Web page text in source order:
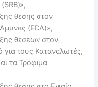
θέσης στον
(EDA)»,
θέσεων στον
για τους Καταναλωτές,
τα Τρόφιμα